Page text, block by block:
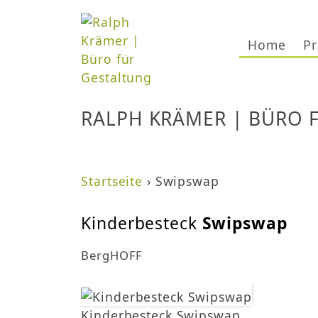
Home
RALPH KRÄMER | BÜRO
i
e
s
Startseite › Swipswap
Kinderbesteck Swipswap
BergHOFF